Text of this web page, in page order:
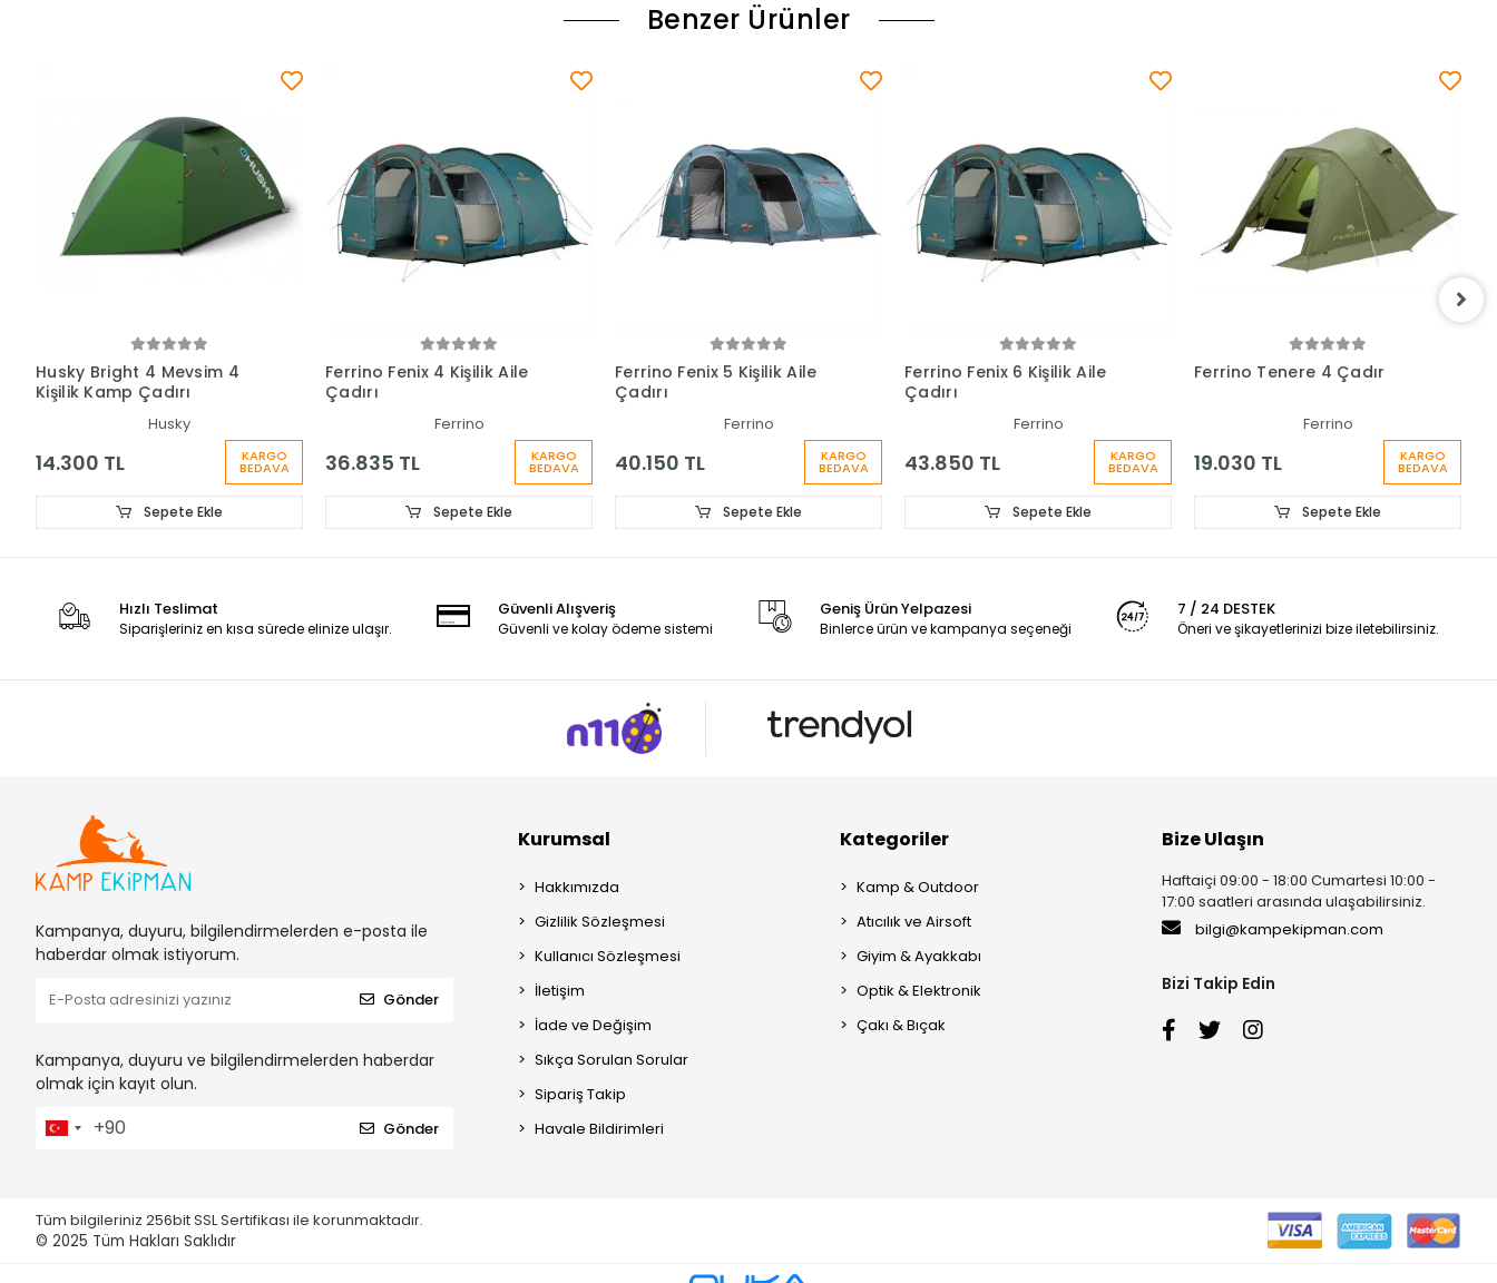
Benzer Ürünler
Husky Bright 4 Mevsim 4
Kişilik Kamp Çadırı
Husky
14.300 TL KARGO
BEDAVA
Sepete Ekle
Ferrino Fenix 4 Kişilik Aile
Çadırı
Ferrino
36.835 TL KARGO
BEDAVA
Sepete Ekle
Ferrino Fenix 5 Kişilik Aile
Çadırı
Ferrino
40.150 TL KARGO
BEDAVA
Sepete Ekle
Ferrino Fenix 6 Kişilik Aile
Çadırı
Ferrino
43.850 TL KARGO
BEDAVA
Sepete Ekle
Ferrino Tenere 4 Çadır
Ferrino
19.030 TL KARGO
BEDAVA
Sepete Ekle
Hızlı Teslimat
Siparişleriniz en kısa sürede elinize ulaşır.
Güvenli Alışveriş
Güvenli ve kolay ödeme sistemi
Geniş Ürün Yelpazesi
Binlerce ürün ve kampanya seçeneği
7 / 24 DESTEK
Öneri ve şikayetlerinizi bize iletebilirsiniz.
Kampanya, duyuru, bilgilendirmelerden e-posta ile
haberdar olmak istiyorum.
Gönder
Kampanya, duyuru ve bilgilendirmelerden haberdar
olmak için kayıt olun.
Gönder
Kurumsal
Hakkımızda
Gizlilik Sözleşmesi
Kullanıcı Sözleşmesi
İletişim
İade ve Değişim
Sıkça Sorulan Sorular
Sipariş Takip
Havale Bildirimleri
Kategoriler
Kamp & Outdoor
Atıcılık ve Airsoft
Giyim & Ayakkabı
Optik & Elektronik
Çakı & Bıçak
Bize Ulaşın
Haftaiçi 09:00 - 18:00 Cumartesi 10:00 -
17:00 saatleri arasında ulaşabilirsiniz.
bilgi@kampekipman.com
Bizi Takip Edin
Tüm bilgileriniz 256bit SSL Sertifikası ile korunmaktadır.
© 2025 Tüm Hakları Saklıdır